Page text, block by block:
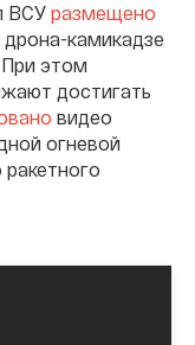
ВСУ размещено
камикадзе
При этом
достигать
видео
огневой
ракетного